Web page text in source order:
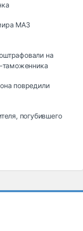
МАЗ
на
таможенника
повредили
погубившего